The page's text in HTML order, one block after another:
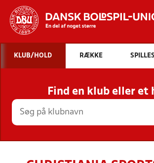
Hvad
INDHOLD
STILLINGER, RESULTATER,
HOLD
KLUB/HOLD RÆKKE
Find en klub eller et